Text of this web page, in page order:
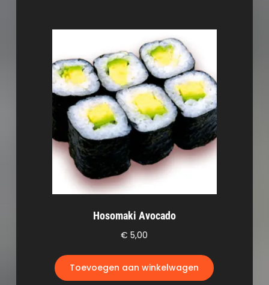
Hosomaki Avocado
€ 5,00
Toevoegen aan winkelwagen